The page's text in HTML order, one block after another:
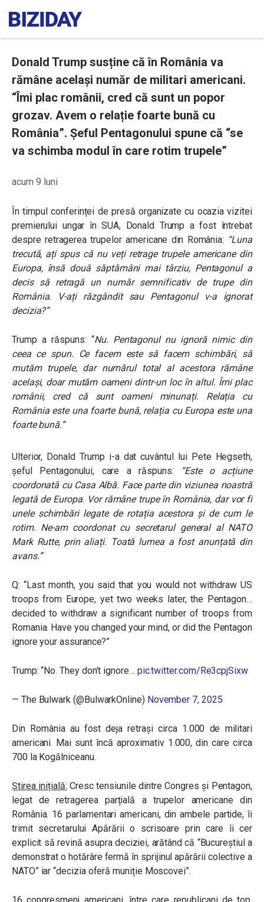
Donald Trump susține că în România va
rămâne același număr de militari americani.
“Îmi plac românii, cred că sunt un popor
grozav. Avem o relație foarte bună cu
România”. Șeful Pentagonului spune că “se
va schimba modul în care rotim trupele”
acum 9 luni
În timpul conferinței de presă organizate cu ocazia vizitei
premierului ungar în SUA, Donald Trump a fost întrebat
despre retragerea trupelor americane din România: “Luna
trecută, ați spus că nu veți retrage trupele americane din
Europa, însă două săptămâni mai târziu, Pentagonul a
decis să retragă un număr semnificativ de trupe din
România. V-ați răzgândit sau Pentagonul v-a ignorat
decizia?”
Trump a răspuns: “Nu. Pentagonul nu ignoră nimic din
ceea ce spun.
Ce facem este să facem schimbări, să
mutăm trupele, dar numărul total al acestora rămâne
același, doar mutăm oameni dintr-un loc în altul. Îmi plac
românii, cred că sunt oameni minunați. Relația cu
România este una foarte bună, relația cu Europa este una
foarte bună.”
Ulterior, Donald Trump i-a dat cuvântul lui Pete Hegseth,
șeful Pentagonului, care a răspuns:
“Este o acțiune
coordonată cu Casa Albă. Face parte din viziunea noastră
legată de Europa. Vor rămâne trupe în România, dar vor fi
unele schimbări legate de rotația acestora și de cum le
rotim. Ne-am coordonat cu secretarul general al NATO
Mark Rutte, prin aliați. Toată lumea a fost anunțată din
avans.”
Q: “Last month, you said that you would not withdraw US
troops from Europe, yet two weeks later, the Pentagon…
decided to withdraw a significant number of troops from
Romania. Have you changed your mind, or did the Pentagon
ignore your assurance?”
Trump: “No. They don’t ignore… pic.twitter.com/Re3cpjSixw
— The Bulwark (@BulwarkOnline) November 7, 2025
Din România au fost deja retrași circa 1.000 de militari
americani. Mai sunt încă aproximativ 1.000, din care circa
700 la Kogălniceanu.
Știrea inițială: Cresc tensiunile dintre Congres și Pentagon,
legat de retragerea parțială a trupelor americane din
România. 16 parlamentari americani, din ambele partide, îi
trimit secretarului Apărării o scrisoare prin care îi cer
explicit să revină asupra deciziei, arătând că “Bucureștiul a
demonstrat o hotărâre fermă în sprijinul apărării colective a
NATO” iar “decizia oferă muniție Moscovei”.